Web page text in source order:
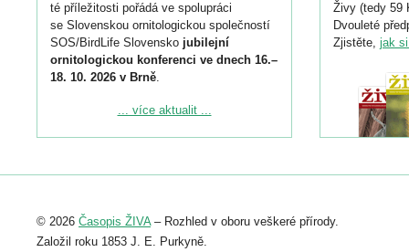
té příležitosti pořádá ve spolupráci
se Slovenskou ornitologickou společností
SOS/BirdLife Slovensko jubilejní
ornitologickou konferenci ve dnech 16.–
18. 10. 2026 v Brně.
Podrobnější informace ke konferenci
Registrovat se můžete do 6. září.
abstraktu přihlášené přednášky nebo
posteru je už 30. června.
... více aktualit ...
Živy (tedy 59
Dvouleté
Zjistěte, jak
© 2026 Časopis ŽIVA– Rozhled v oboru veškeré přírody.
Založil roku 1853 J. E. Purkyně.